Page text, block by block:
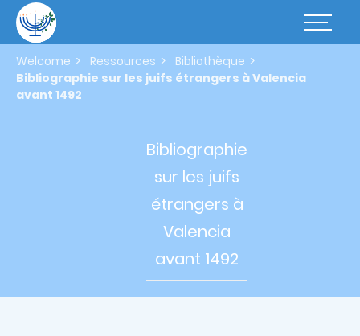
main
content
Basculer
Welcome Ressources
Bibliothèque
Bibliographie sur les juifs étrangers à Valencia
avant 1492
Bibliographie
sur les juifs
étrangers à
Valencia
avant 1492